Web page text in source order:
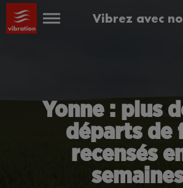
Vibrez avec
Yonne : plus
départs de
recensés
semaines